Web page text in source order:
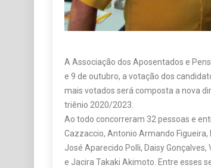
A Associação dos Aposentados e
e 9 de outubro, a votação dos
mais votados será composta a nova
triênio 2020/2023.
Ao todo concorreram 32 pessoas e
Cazzaccio, Antonio Armando Figueira,
José Aparecido Polli, Daisy
e Jacira Takaki Akimoto. Entre esses